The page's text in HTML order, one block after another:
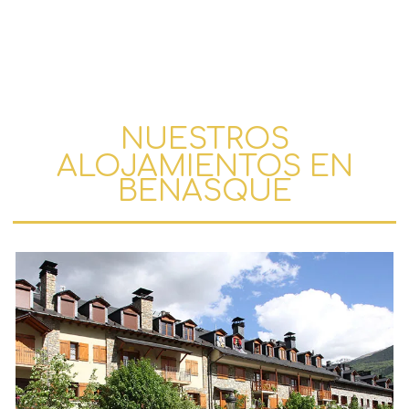
NUESTROS
ALOJAMIENTOS EN
BENASQUE